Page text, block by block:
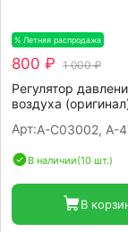
% Летняя распродажа
800 ₽ 1 000 ₽
Регулятор
воздуха
Арт:A-C03002, A-
В наличии(10 шт.)
В